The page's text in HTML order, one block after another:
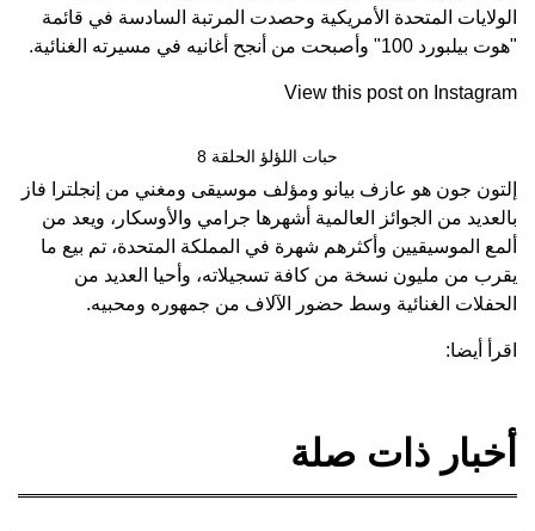
الولايات المتحدة الأمريكية وحصدت المرتبة السادسة في قائمة
"هوت بيلبورد 100" وأصبحت من أنجح أغانيه في مسيرته الغنائية.
View this post on Instagram
حبات اللؤلؤ الحلقة 8
إلتون جون هو عازف بيانو ومؤلف موسيقى ومغني من إنجلترا فاز
بالعديد من الجوائز العالمية أشهرها جرامي والأوسكار، ويعد من
ألمع الموسيقيين وأكثرهم شهرة في المملكة المتحدة، تم بيع ما
يقرب من مليون نسخة من كافة تسجيلاته، وأحيا العديد من
الحفلات الغنائية وسط حضور الآلاف من جمهوره ومحبيه.
اقرأ أيضا:
أخبار ذات صلة